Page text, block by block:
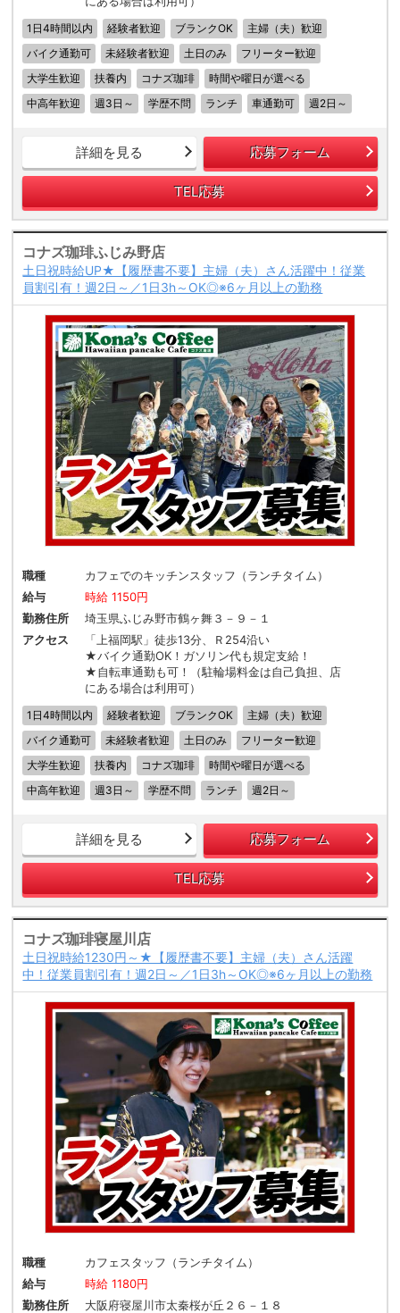
1日4時間以内 経験者歓迎 ブランクOK
主婦（夫）歓迎
バイク通勤可
未経験者歓迎 土日のみ
フリーター歓迎
大学生歓迎
扶養内 コナズ珈琲
時間や曜日が選べる
中高年歓迎
週3日～ 学歴不問 ランチ 車通勤可 週2日～
詳細を見る 応募フォーム
TEL応募
コナズ珈琲ふじみ野店
土日祝時給UP★【履歴書不要】主婦（夫）さん活躍中！従業
員割引有！週2日～／1日3h～OK◎※6ヶ月以上の勤務
職種
カフェでのキッチンスタッフ（ランチタイム）
給与
時給 1150円
勤務住所
埼玉県ふじみ野市鶴ヶ舞３－９－１
アクセス
「上福岡駅」徒歩13分、Ｒ254沿い
★バイク通勤OK！ガソリン代も規定支給！
★自転車通勤も可！（駐輪場料金は自己負担、店
にある場合は利用可）
1日4時間以内 経験者歓迎 ブランクOK
主婦（夫）歓迎
バイク通勤可
未経験者歓迎 土日のみ
フリーター歓迎
大学生歓迎
扶養内 コナズ珈琲
時間や曜日が選べる
中高年歓迎
週3日～ 学歴不問 ランチ 週2日～
詳細を見る 応募フォーム
TEL応募
コナズ珈琲寝屋川店
土日祝時給1230円～★【履歴書不要】主婦（夫）さん活躍
中！従業員割引有！週2日～／1日3h～OK◎※6ヶ月以上の勤務
職種
カフェスタッフ（ランチタイム）
給与
時給 1180円
勤務住所
大阪府寝屋川市太秦桜が丘２６－１８